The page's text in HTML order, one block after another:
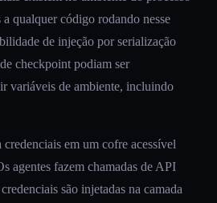
qualquer código rodando nesse
de injeção por serialização
checkpoint podiam ser
variáveis de ambiente, incluindo
credenciais em um cofre acessível
agentes fazem chamadas de API
são injetadas na camada